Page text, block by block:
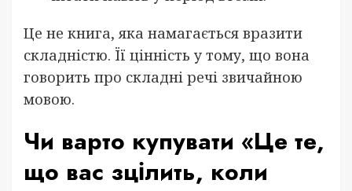
Це не книга, яка намагається вразити
складністю. Її цінність у тому, що вона
говорить про складні речі звичайною
мовою.
Чи варто купувати «Це те,
що вас зцілить, коли